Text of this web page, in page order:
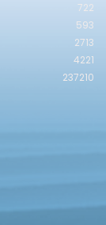
722
593
2713
4221
237210